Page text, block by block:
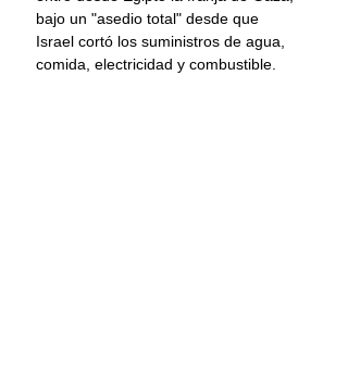
bajo un "asedio total" desde que
Israel cortó los suministros de agua,
comida, electricidad y combustible.